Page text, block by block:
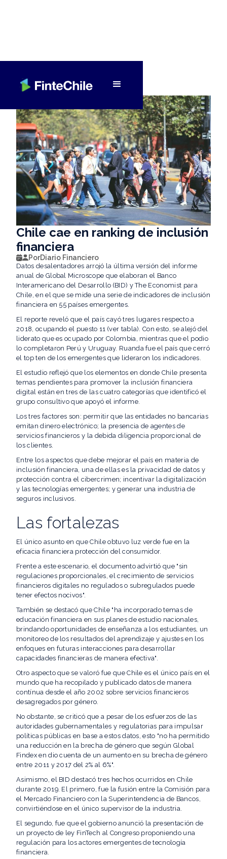
Chile cae en ranking de inclusión
financiera
PorDiario Financiero
Datos desalentadores arrojó la última versión del informe
anual de Global Microscope que elaboran el Banco
Interamericano del Desarrollo (BID) y The Economist para
Chile, en el que se mide una serie de indicadores de inclusión
financiera en 55 países emergentes.
El reporte reveló que el país cayó tres lugares respecto a
2018, ocupando el puesto 11 (ver tabla). Con esto, se alejó del
liderato que es ocupado por Colombia, mientras que el podio
lo completaron Perú y Uruguay. Ruanda fue el país que cerró
el top ten de los emergentes que lideraron los indicadores.
El estudio reflejó que los elementos en donde Chile presenta
temas pendientes para promover la inclusión financiera
digital están en tres de las cuatro categorías que identificó el
grupo consultivo que apoyó el informe.
Los tres factores son: permitir que las entidades no bancarias
emitan dinero electrónico; la presencia de agentes de
servicios financieros y la debida diligencia proporcional de
los clientes.
Entre los aspectos que debe mejorar el país en materia de
inclusión financiera, una de ellas es la privacidad de datos y
protección contra el cibercrimen; incentivar la digitalización
y las tecnologías emergentes; y generar una industria de
seguros inclusivos.
Las fortalezas
El único asunto en que Chile obtuvo luz verde fue en la
eficacia financiera protección del consumidor.
Frente a este escenario, el documento advirtió que "sin
regulaciones proporcionales, el crecimiento de servicios
financieros digitales no regulados o subregulados puede
tener efectos nocivos".
También se destacó que Chile "ha incorporado temas de
educación financiera en sus planes de estudio nacionales,
brindando oportunidades de enseñanza a los estudiantes, un
monitoreo de los resultados del aprendizaje y ajustes en los
enfoques en futuras interacciones para desarrollar
capacidades financieras de manera efectiva".
Otro aspecto que se valoró fue que Chile es el único país en el
mundo que ha recopilado y publicado datos de manera
contínua desde el año 2002 sobre servicios financieros
desagregados por género.
No obstante, se criticó que a pesar de los esfuerzos de las
autoridades gubernamentales y regulatorias para impulsar
políticas públicas en base a estos datos, esto "no ha permitido
una reducción en la brecha de género que según Global
Findex en dio cuenta de un aumento en su brecha de género
entre 2011 y 2017 del 2% al 6%".
Asimismo, el BID destacó tres hechos ocurridos en Chile
durante 2019. El primero, fue la fusión entre la Comisión para
el Mercado Financiero con la Superintendencia de Bancos,
convirtiéndose en el único supervisor de la industria.
El segundo, fue que el gobierno anunció la presentación de
un proyecto de ley FinTech al Congreso proponiendo una
regulación para los actores emergentes de tecnología
financiera.